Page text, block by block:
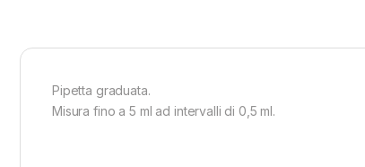
Pipetta graduata.
Misura fino a 5 ml ad intervalli di 0,5 ml.